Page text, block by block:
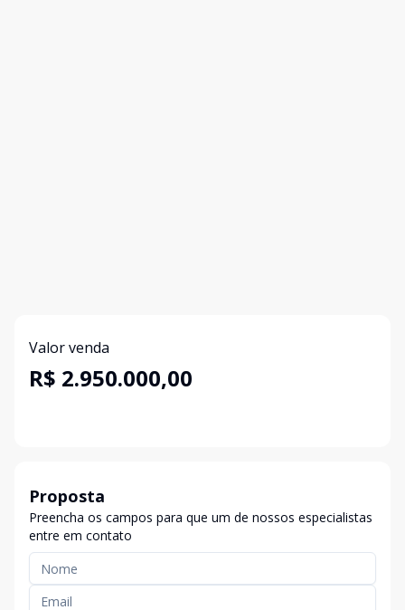
Valor venda
R$ 2.950.000,00
Proposta
Preencha os campos para que um de nossos especialistas
entre em contato